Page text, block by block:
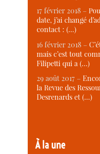
17 février 2018 –
date, j’ai changé
contact : (…)
16 février 2018 –
mais c’est tout
Filipetti qui a (…)
29 août 2017 –
la Revue des
Desrenards et (…)
À la une